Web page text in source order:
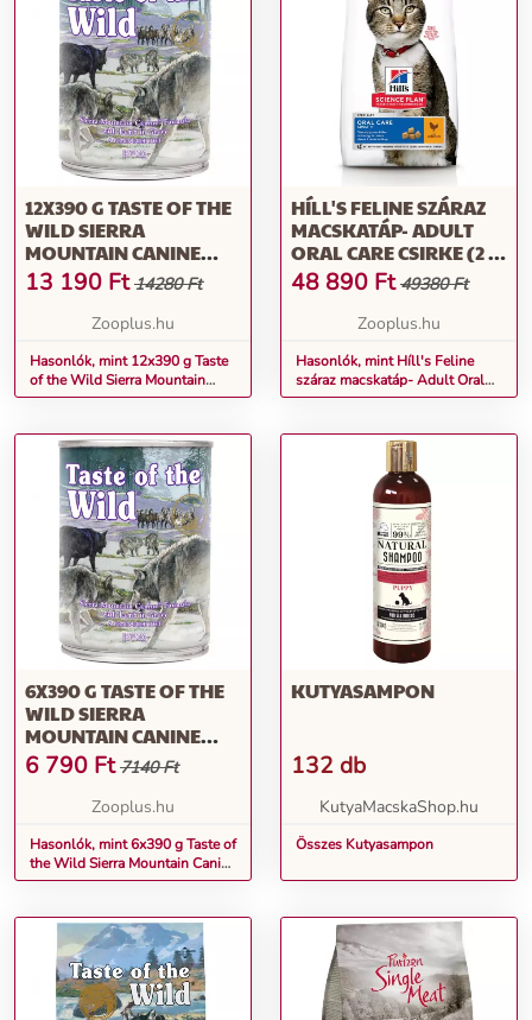
12X390 G TASTE OF THE
WILD SIERRA
MOUNTAIN CANINE
NEDVES KUTYATÁP
13 190 Ft 14280 Ft
Zooplus.hu
Hasonlók, mint 12x390 g Taste
of the Wild Sierra Mountain
Canine nedves kutyatáp
HÍLL'S FELINE SZÁRAZ
MACSKATÁP- ADULT
ORAL CARE CSIRKE (2 X
7 KG)
48 890 Ft 49380 Ft
Zooplus.hu
Hasonlók, mint Híll's Feline
száraz macskatáp- Adult Oral
Care csirke (2 x 7 kg)
6X390 G TASTE OF THE
WILD SIERRA
MOUNTAIN CANINE
NEDVES KUTYATÁP
6 790 Ft 7140 Ft
Zooplus.hu
Hasonlók, mint 6x390 g Taste of
the Wild Sierra Mountain Canine
nedves kutyatáp
KUTYASAMPON
132 db
KutyaMacskaShop.hu
Összes Kutyasampon